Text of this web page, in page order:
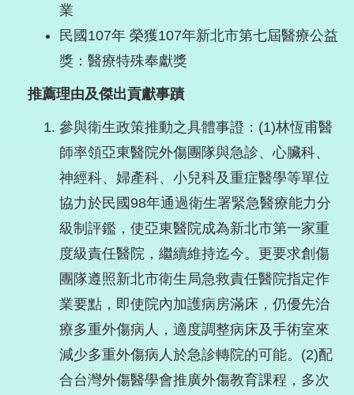
業
民國107年 榮獲107年新北市第七屆醫療公益
獎：醫療特殊奉獻獎
推薦理由及傑出貢獻事蹟
參與衛生政策推動之具體事證：(1)林恆甫醫
師率領亞東醫院外傷團隊與急診、心臟科、
神經科、婦產科、小兒科及重症醫學等單位
協力於民國98年通過衛生署緊急醫療能力分
級制評鑑，使亞東醫院成為新北市第一家重
度級責任醫院，繼續維持迄今。更要求創傷
團隊遵照新北市衛生局急救責任醫院指定作
業要點，即使院內加護病房滿床，仍優先治
療多重外傷病人，適度調整病床及手術室來
減少多重外傷病人於急診轉院的可能。(2)配
合台灣外傷醫學會推廣外傷教育課程，多次